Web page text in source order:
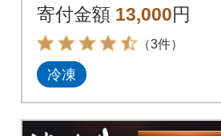
レ漬け ハラミ 焼肉 焼
き肉
寄付金額 13,000円
（3件）
冷凍